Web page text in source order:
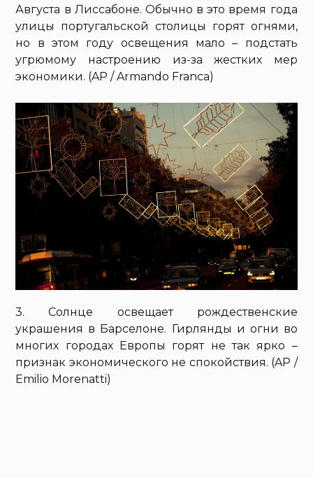
Августа в Лиссабоне. Обычно в это время года
улицы португальской столицы горят огнями,
но в этом году освещения мало – подстать
угрюмому настроению из-за жестких мер
экономики. (AP / Armando Franca)
3. Солнце освещает рождественские
украшения в Барселоне. Гирлянды и огни во
многих городах Европы горят не так ярко –
признак экономического не спокойствия. (AP /
Emilio Morenatti)